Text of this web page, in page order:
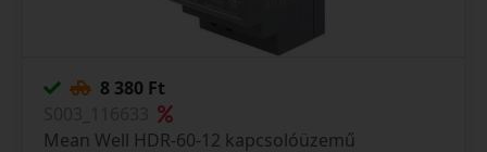
8 380 Ft
Mean Well HDR-60-12 kapcsolóüzemű